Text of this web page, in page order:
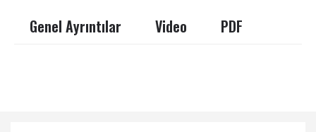
Genel Ayrıntılar Video PDF